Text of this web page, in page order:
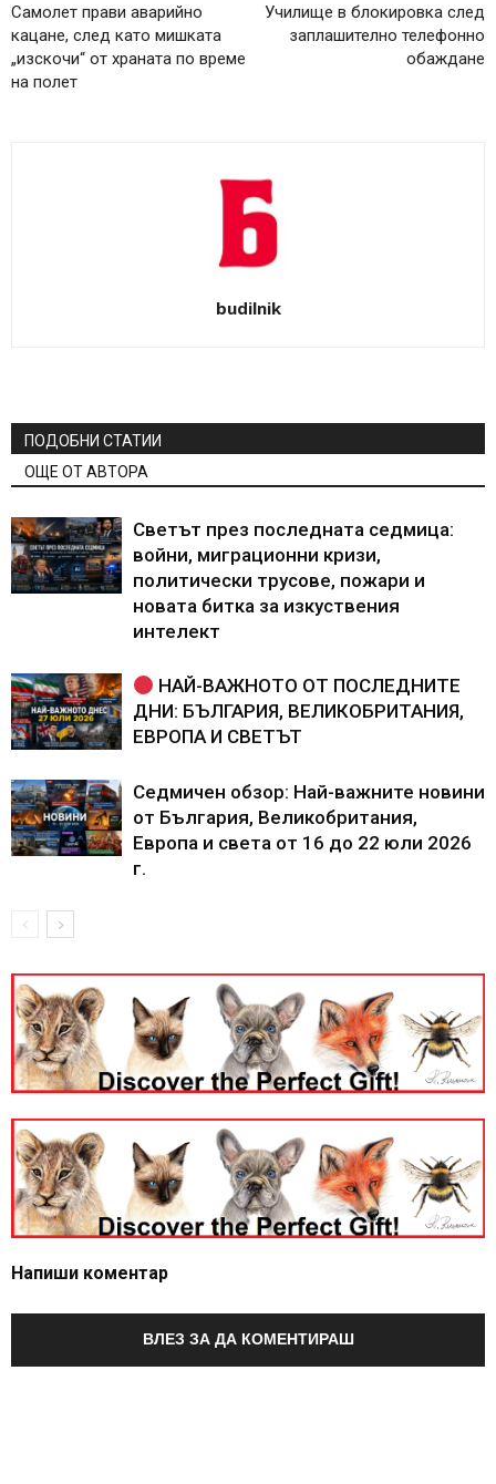
Самолет прави аварийно
кацане, след като мишката
„изскочи“ от храната по време
на полет
Училище в блокировка след
заплашително телефонно
обаждане
budilnik
ПОДОБНИ СТАТИИ
ОЩЕ ОТ АВТОРА
Светът през последната седмица:
войни, миграционни кризи,
политически трусове, пожари и
новата битка за изкуствения
интелект
НАЙ-ВАЖНОТО ОТ ПОСЛЕДНИТЕ
ДНИ: БЪЛГАРИЯ, ВЕЛИКОБРИТАНИЯ,
ЕВРОПА И СВЕТЪТ
Седмичен обзор: Най-важните новини
от България, Великобритания,
Европа и света от 16 до 22 юли 2026
г.
Напиши коментар
ВЛЕЗ ЗА ДА КОМЕНТИРАШ